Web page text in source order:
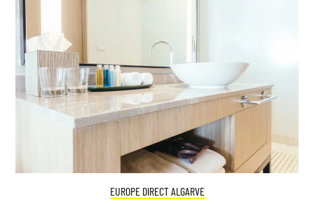
EUROPE DIRECT ALGARVE